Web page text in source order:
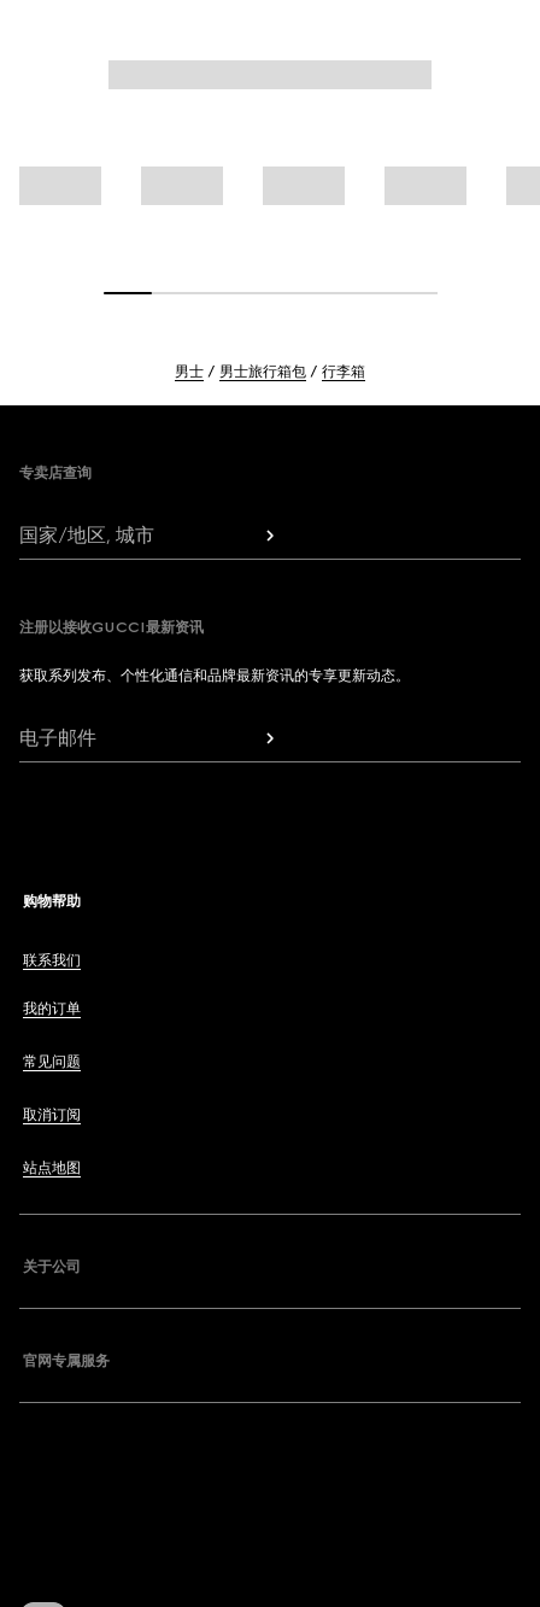
男士 男士旅行箱包 行李箱
专卖店查询
国家/地区, 城市
注册以接收GUCCI最新资讯
获取系列发布、个性化通信和品牌最新资讯的专享更新动态。
电子邮件
购物帮助
联系我们
我的订单
常见问题
取消订阅
站点地图
关于公司
官网专属服务